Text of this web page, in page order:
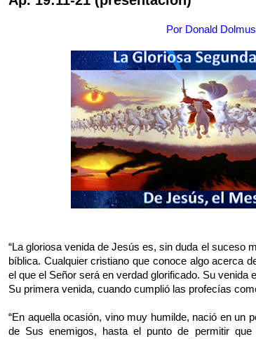
Por Donald Dolmus
“La gloriosa venida de Jesús es, sin duda el suceso
bíblica. Cualquier cristiano que conoce algo acerca
el que el Señor será en verdad glorificado. Su venida
Su primera venida, cuando cumplió las profecías
“En aquella ocasión, vino muy humilde, nació en un
de Sus enemigos, hasta el punto de permitir